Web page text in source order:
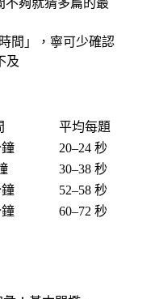
間」，寧可少確認
及
平均每題
鐘
20–24 秒
30–38 秒
鐘
52–58 秒
鐘 60–72 秒